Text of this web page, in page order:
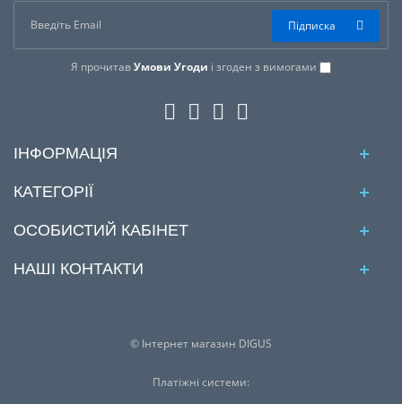
Я прочитавУмови Угоди і згоден з вимогами
Підписка
ІНФОРМАЦІЯ
КАТЕГОРІЇ
ОСОБИСТИЙ КАБІНЕТ
НАШІ КОНТАКТИ
© Інтернет магазин DIGUS
Платіжні системи: